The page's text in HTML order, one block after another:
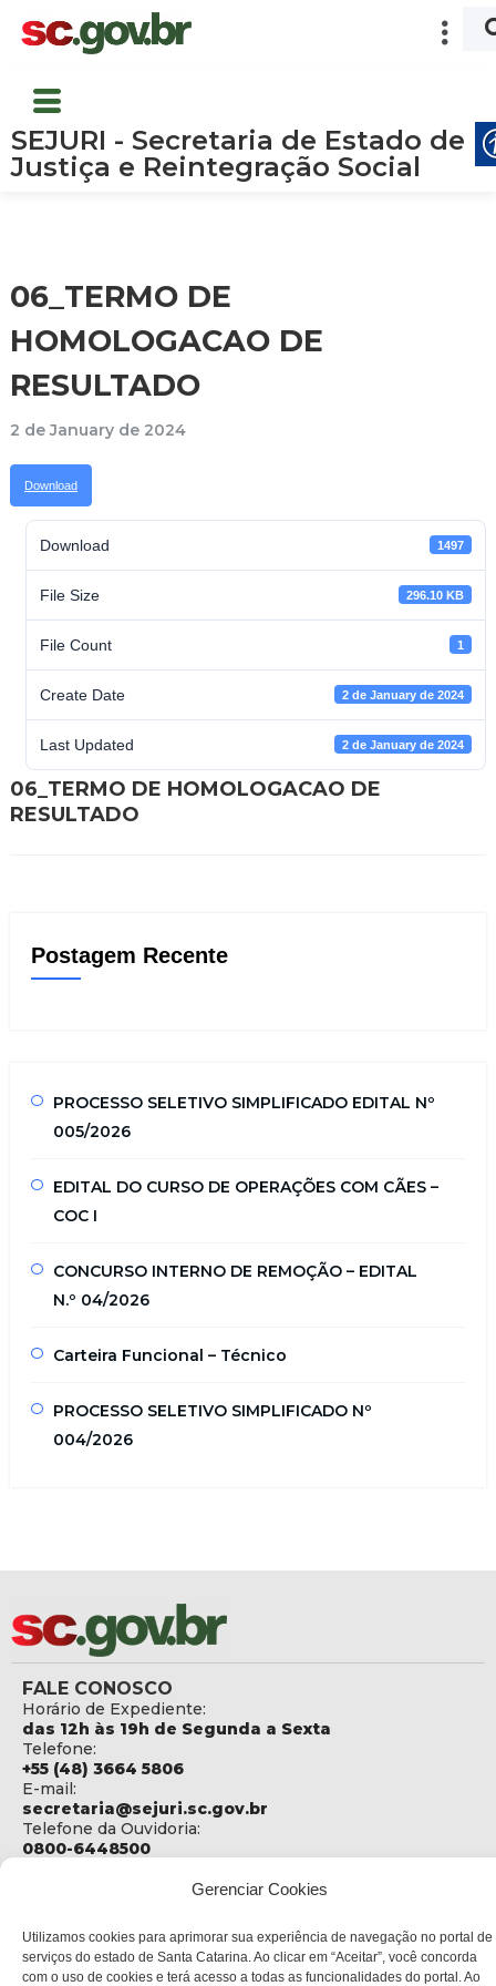
Gerenciar Cookies
Utilizamos cookies para aprimorar sua experiência de navegação no portal de
serviços do estado de Santa Catarina. Ao clicar em “Aceitar”, você concorda
com o uso de cookies e terá acesso a todas as funcionalidades do portal. Ao
SEJURI - Secretaria de Estado de
Justiça e Reintegração Social
06_TERMO DE
HOMOLOGACAO DE
RESULTADO
2 de January de 2024
Download
Download 1497
File Size 296.10 KB
File Count 1
Create Date 2 de January de 2024
Last Updated 2 de January de 2024
06_TERMO DE HOMOLOGACAO DE
RESULTADO
Postagem Recente
PROCESSO SELETIVO SIMPLIFICADO EDITAL Nº
005/2026
EDITAL DO CURSO DE OPERAÇÕES COM CÃES –
COC I
CONCURSO INTERNO DE REMOÇÃO – EDITAL
N.º 04/2026
Carteira Funcional – Técnico
PROCESSO SELETIVO SIMPLIFICADO Nº
004/2026
FALE CONOSCO
Horário de Expediente:
das 12h às 19h de Segunda a Sexta
Telefone:
+55 (48) 3664 5806
E-mail:
secretaria@sejuri.sc.gov.br
Telefone da Ouvidoria:
0800-6448500
Social
Rua Fúlvio Aducci, 1214 - Loja 06